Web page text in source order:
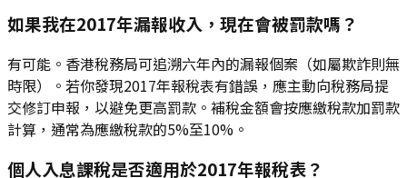
如果我在2017年漏報收入，現在會被罰款嗎？
有可能。香港稅務局可追溯六年內的漏報個案（如屬欺詐則無
時限）。若你發現2017年報稅表有錯誤，應主動向稅務局提
交修訂申報，以避免更高罰款。補稅金額會按應繳稅款加罰款
計算，通常為應繳稅款的5%至10%。
個人入息課稅是否適用於2017年報稅表？